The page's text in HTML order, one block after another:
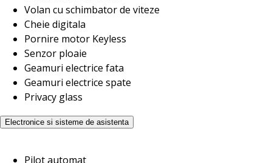
Volan cu schimbator de viteze
Cheie digitala
Pornire motor Keyless
Senzor ploaie
Geamuri electrice fata
Geamuri electrice spate
Privacy glass
Electronice si sisteme de asistenta
Pilot automat